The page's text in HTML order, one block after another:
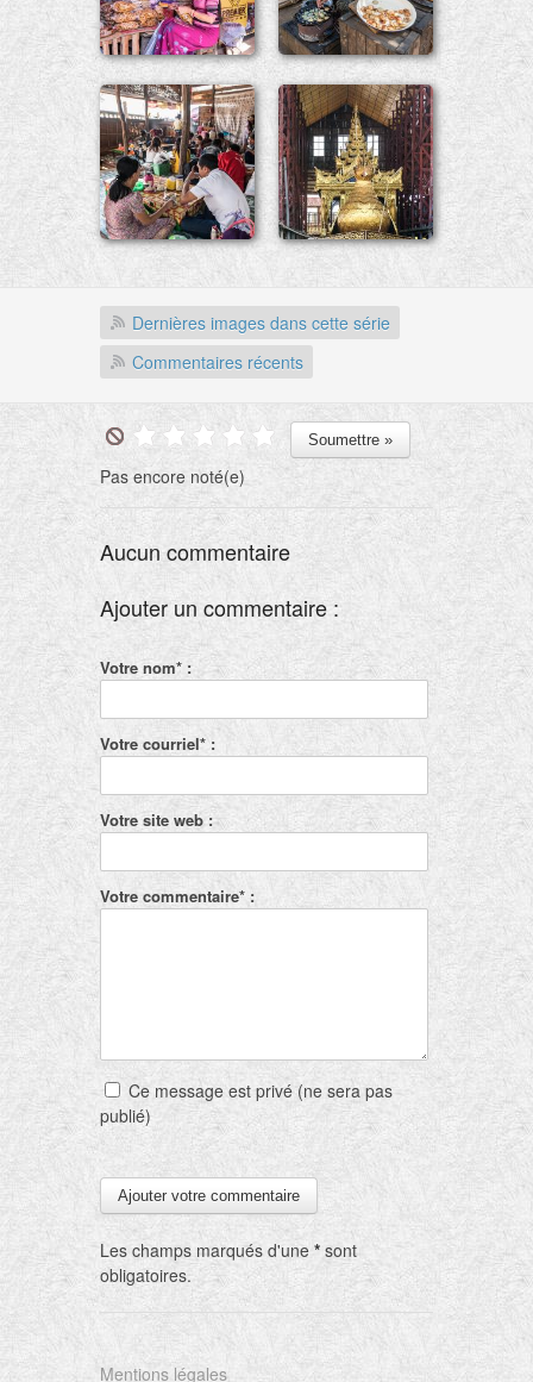
Dernières images dans cette série
Commentaires récents
Pas encore noté(e)
Aucun commentaire
Ajouter un commentaire :
Votre nom* :
Votre courriel* :
Votre site web :
Votre commentaire* :
Ce message est privé (ne sera pas
publié)
Les champs marqués d'une * sont
obligatoires.
Mentions légales